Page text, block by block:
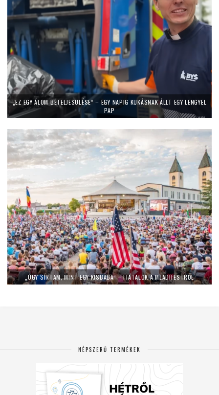
„EZ EGY ÁLOM BETELJESÜLÉSE” – EGY NAPIG KUKÁSNAK ÁLLT EGY LENGYEL
PAP
„ÚGY SÍRTAM, MINT EGY KISBABA” – FIATALOK A MLADIFESTRŐL
NÉPSZERŰ TERMÉKEK